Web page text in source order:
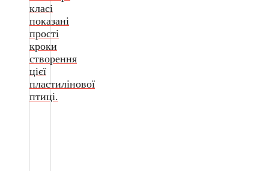
класі
показані
прості
кроки
створення
цієї
пластилінової
птиці.